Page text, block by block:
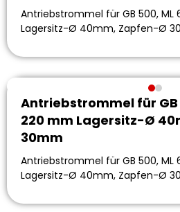
Antriebstrommel für GB 500,
Lagersitz-Ø 40mm, Zapfen-Ø
Antriebstrommel für GB
220 mm Lagersitz-Ø
30mm
Antriebstrommel für GB 500,
Lagersitz-Ø 40mm, Zapfen-Ø